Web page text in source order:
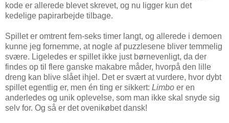
kode er allerede blevet skrevet, og nu ligger kun det
kedelige papirarbejde tilbage.
Spillet er omtrent fem-seks timer langt, og allerede i demoen
kunne jeg fornemme, at nogle af puzzlesene bliver temmelig
svære. Ligeledes er spillet ikke just børnevenligt, da der
findes op til flere ganske makabre måder, hvorpå den lille
dreng kan blive slået ihjel. Det er svært at vurdere, hvor dybt
spillet egentlig er, men én ting er sikkert: Limbo er en
anderledes og unik oplevelse, som man ikke skal snyde sig
selv for. Og så er det ovenikøbet dansk!